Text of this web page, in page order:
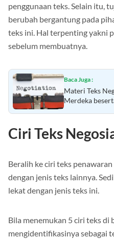
penggunaan teks. Selain itu,
berubah bergantung pada
teks ini. Hal terpenting yakni
sebelum membuatnya.
Baca Juga :
Materi Teks
Merdeka
Ciri Teks
Beralih ke ciri teks
dengan jenis teks lainnya.
lekat dengan jenis teks ini.
Bila menemukan 5 ciri teks di
mengidentifikasinya sebagai